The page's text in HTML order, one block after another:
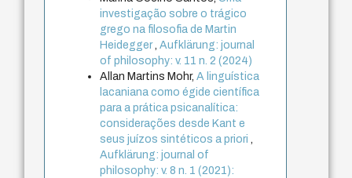
investigação sobre o trágico
grego na filosofia de Martin
Heidegger,Aufklärung: journal
of philosophy: v. 11 n. 2 (2024)
Allan Martins Mohr,A linguística
lacaniana como égide científica
para a prática psicanalítica:
considerações desde Kant e
seus juízos sintéticos a priori,
Aufklärung: journal of
philosophy: v. 8 n. 1 (2021):